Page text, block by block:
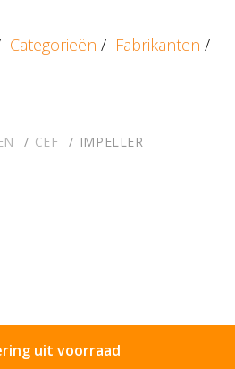
Categorieën / Fabrikanten /
CEF IMPELLER
uit voorraad